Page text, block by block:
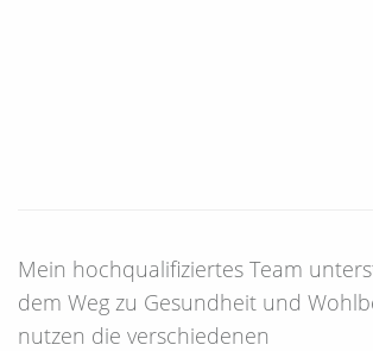
Mein hochqualifiziertes Team
dem Weg zu Gesundheit und
nutzen die verschiedenen